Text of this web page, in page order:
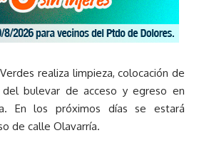
realiza limpieza, colocación de
bulevar de acceso y egreso en
En los próximos días se estará
de calle Olavarría.